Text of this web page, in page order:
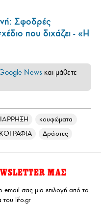
Σφοδρές
που διχάζει - «Η
News και μάθετε
κουφώματα
Δράστες
ΜΑΣ
email σας μια επιλογή από τα
του lifo.gr